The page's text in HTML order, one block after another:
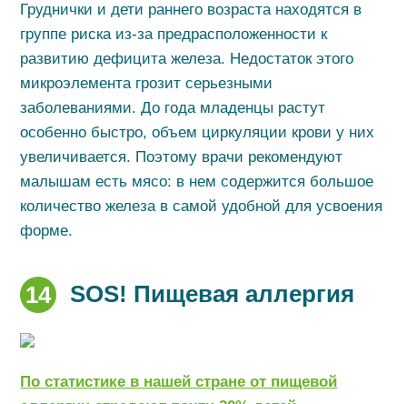
Груднички и дети раннего возраста находятся в
группе риска из-за предрасположенности к
развитию дефицита железа. Недостаток этого
микроэлемента грозит серьезными
заболеваниями. До года младенцы растут
особенно быстро, объем циркуляции крови у них
увеличивается. Поэтому врачи рекомендуют
малышам есть мясо: в нем содержится большое
количество железа в самой удобной для усвоения
форме.
14 SOS! Пищевая аллергия
По статистике в нашей стране от пищевой